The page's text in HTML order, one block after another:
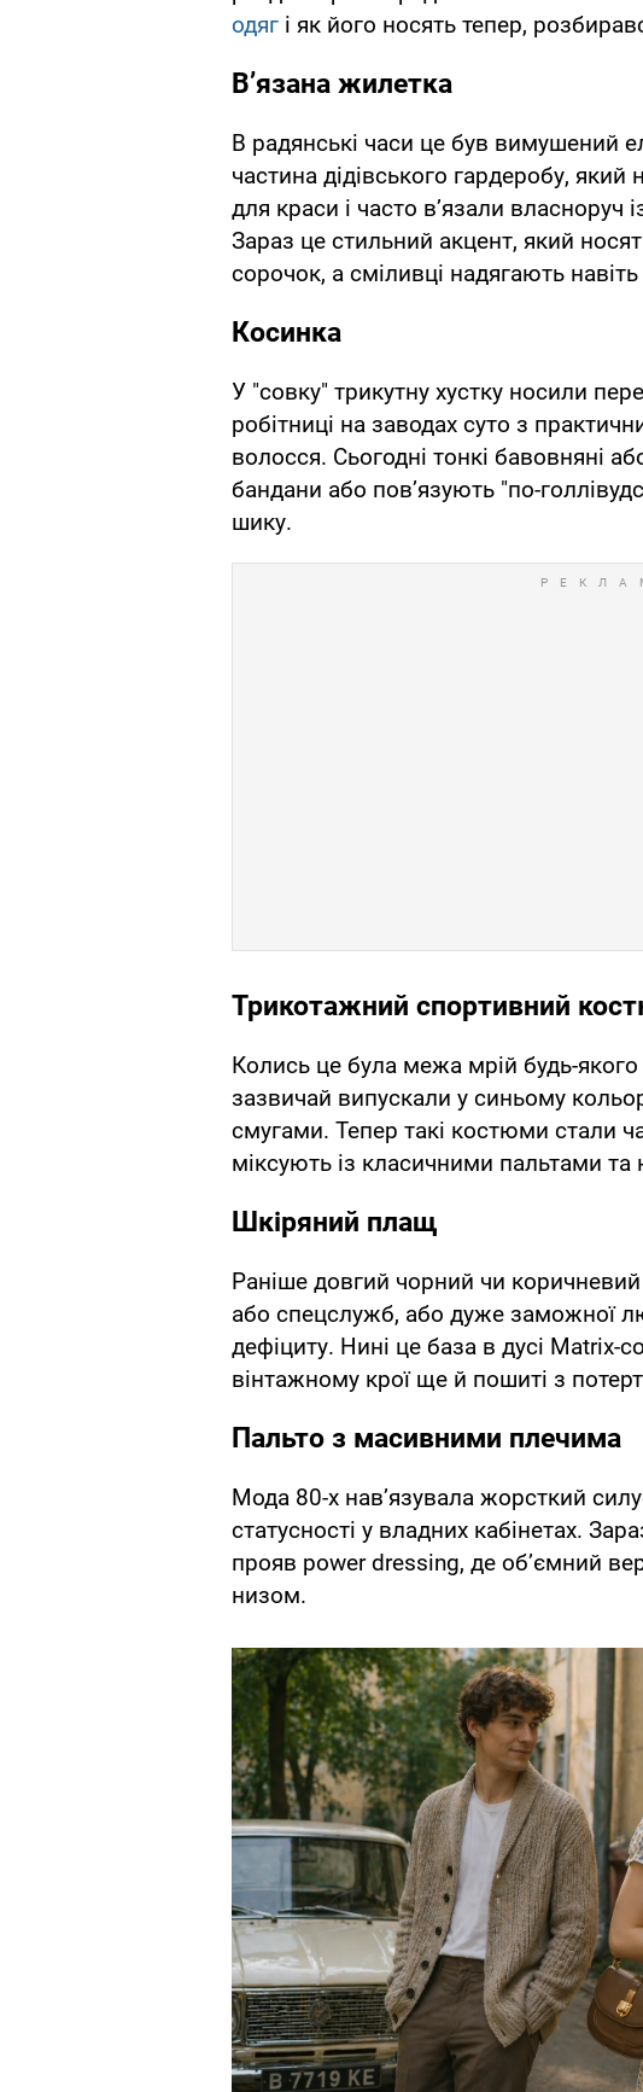
одяг і як його носять тепер,
В’язана жилетка
В радянські часи це був вимушений
частина дідівського гардеробу,
для краси і часто в’язали власноруч
Зараз це стильний акцент, який
сорочок, а сміливці надягають навіть
Косинка
У "совку" трикутну хустку носили
робітниці на заводах суто з
волосся. Сьогодні тонкі бавовняні
бандани або пов’язують "по-
шику.
Трикотажний спортивний
Колись це була межа мрій будь-
зазвичай випускали у синьому
смугами. Тепер такі костюми стали
міксують із класичними пальтами та
Шкіряний плащ
Раніше довгий чорний чи
або спецслужб, або дуже заможної
дефіциту. Нині це база в дусі Matrix-
вінтажному крої ще й пошиті з
Пальто з масивними плечима
Мода 80-х нав’язувала жорсткий
статусності у владних кабінетах.
прояв power dressing, де об’ємний
низом.